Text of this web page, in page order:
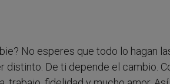
No esperes que todo lo hagan
distinto. De ti depende el cambio.